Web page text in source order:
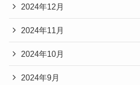
2024年12月
2024年11月
2024年10月
2024年9月